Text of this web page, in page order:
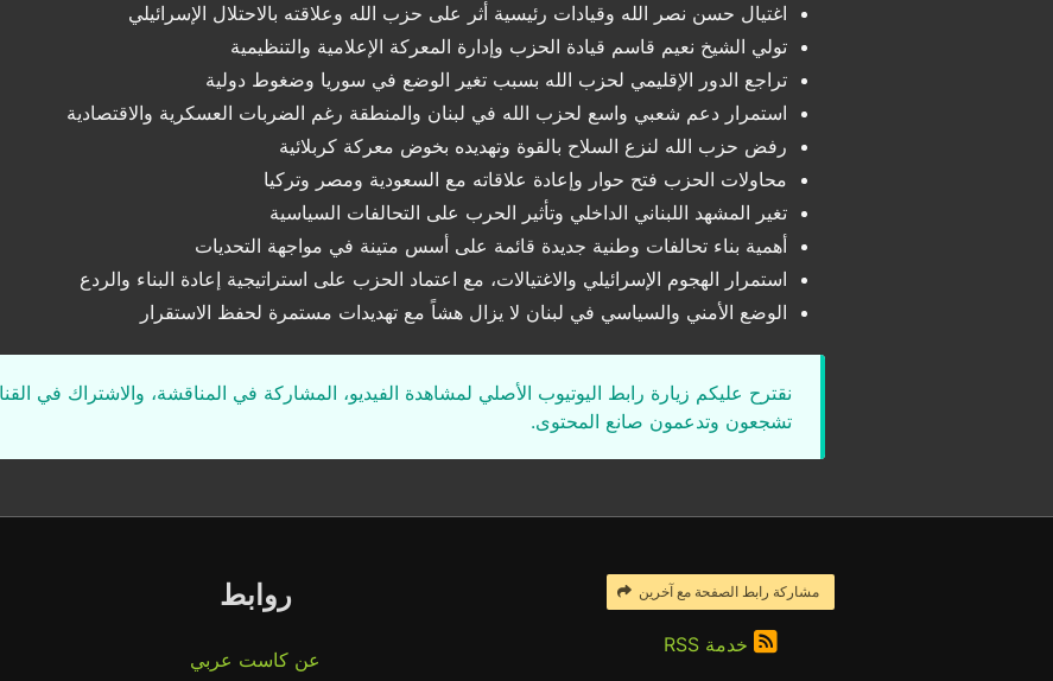
اغتيال حسن نصر الله وقيادات رئيسية أثر على حزب الله وعلاقته بالاحتلال الإسرائيلي
تولي الشيخ نعيم قاسم قيادة الحزب وإدارة المعركة الإعلامية والتنظيمية
تراجع الدور الإقليمي لحزب الله بسبب تغير الوضع في سوريا وضغوط دولية
استمرار دعم شعبي واسع لحزب الله في لبنان والمنطقة رغم الضربات العسكرية والاقتصادية
رفض حزب الله لنزع السلاح بالقوة وتهديده بخوض معركة كربلائية
محاولات الحزب فتح حوار وإعادة علاقاته مع السعودية ومصر وتركيا
تغير المشهد اللبناني الداخلي وتأثير الحرب على التحالفات السياسية
أهمية بناء تحالفات وطنية جديدة قائمة على أسس متينة في مواجهة التحديات
استمرار الهجوم الإسرائيلي والاغتيالات، مع اعتماد الحزب على استراتيجية إعادة البناء والردع
الوضع الأمني والسياسي في لبنان لا يزال هشاً مع تهديدات مستمرة لحفظ الاستقرار
نقترح عليكم زيارة رابط اليوتيوب الأصلي لمشاهدة الفيديو، المشاركة في المناقشة، والاشتراك في
تشجعون وتدعمون صانع المحتوى.
مشاركة رابط الصفحة مع آخرين
خدمة RSS
روابط
عن كاست عربي